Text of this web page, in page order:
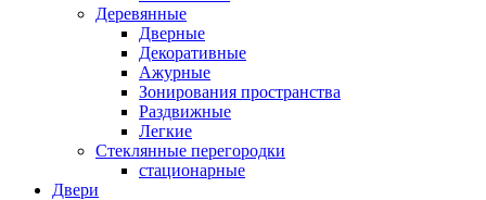
Деревянные
Дверные
Декоративные
Ажурные
Зонирования пространства
Раздвижные
Легкие
Стеклянные перегородки
стационарные
Двери